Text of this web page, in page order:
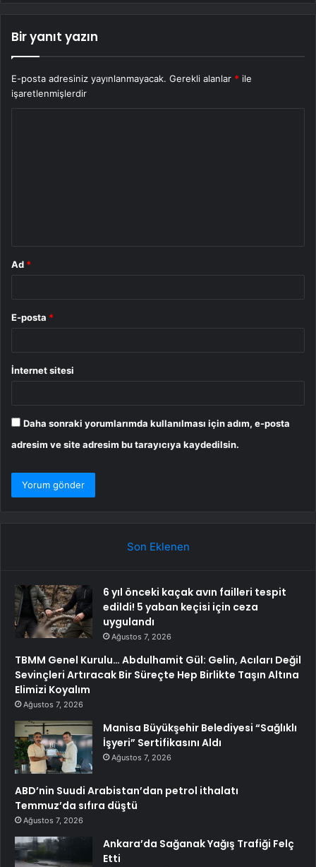
Bir yanıt yazın
E-posta adresiniz yayınlanmayacak. Gerekli alanlar * ile
işaretlenmişlerdir
Ad *
E-posta *
İnternet sitesi
Daha sonraki yorumlarımda kullanılması için adım, e-posta
adresim ve site adresim bu tarayıcıya kaydedilsin.
Son Eklenen
6 yıl önceki kaçak avın failleri tespit
edildi! 5 yaban keçisi için ceza
uygulandı
Ağustos 7, 2026
TBMM Genel Kurulu… Abdulhamit Gül: Gelin, Acıları Değil
Sevinçleri Artıracak Bir Süreçte Hep Birlikte Taşın Altına
Elimizi Koyalım
Ağustos 7, 2026
Manisa Büyükşehir Belediyesi “Sağlıklı
İşyeri” Sertifikasını Aldı
Ağustos 7, 2026
ABD’nin Suudi Arabistan’dan petrol ithalatı
Temmuz’da sıfıra düştü
Ağustos 7, 2026
Ankara’da Sağanak Yağış Trafiği Felç
Etti